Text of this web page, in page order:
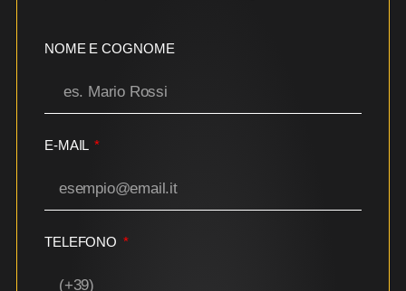
NOME E COGNOME
E-MAIL
TELEFONO